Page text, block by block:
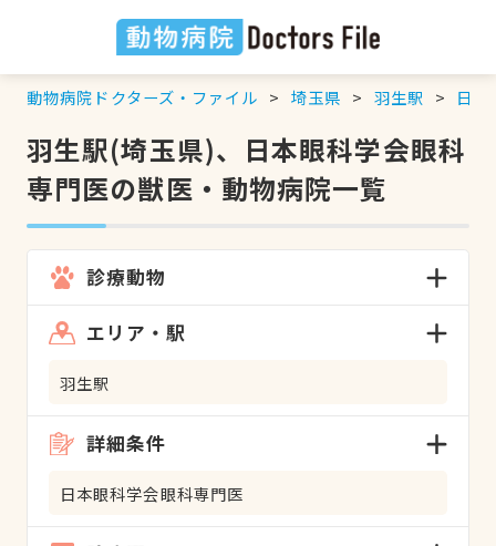
動物病院ドクターズ・ファイル 埼玉県 羽生駅 日本
羽生駅(埼玉県)、日本眼科学会眼科
専門医の獣医・動物病院一覧
診療動物
エリア・駅
羽生駅
詳細条件
日本眼科学会眼科専門医